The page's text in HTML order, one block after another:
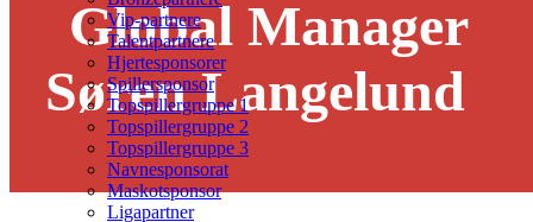
Vip-partnere
Talentpartnere
Hjertesponsorer
Spillersponsor
Topspillergruppe 1
Topspillergruppe 2
Topspillergruppe 3
Navnesponsorat
Maskotsponsor
Ligapartner
Global Manager
Søren Langelund